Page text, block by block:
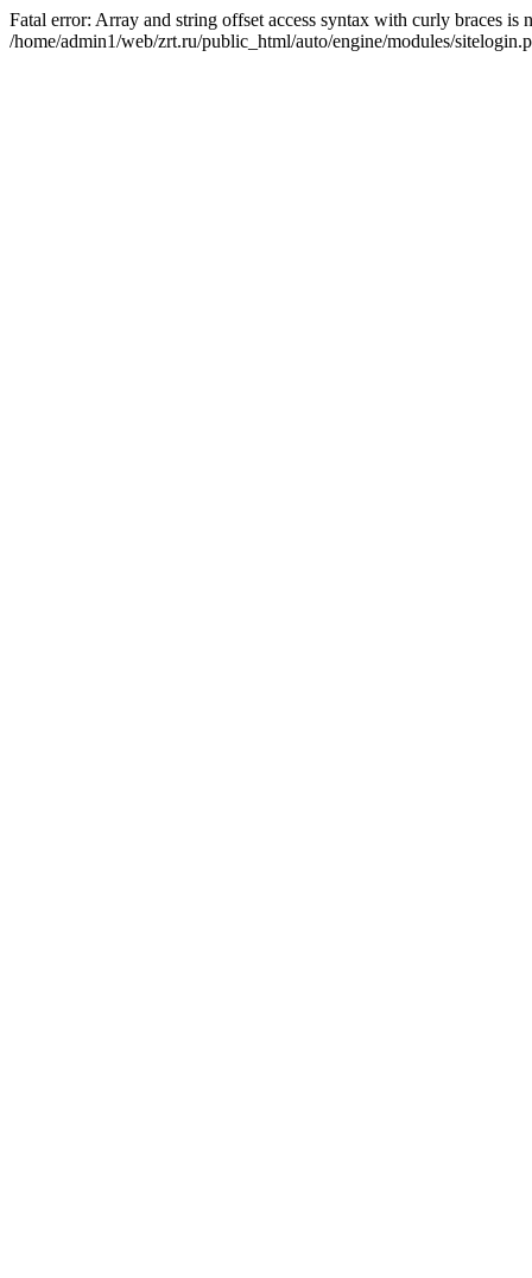
Fatal error: Array and string offset access syntax with curly braces is
/home/admin1/web/zrt.ru/public_html/auto/engine/modules/